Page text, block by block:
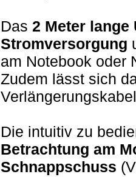
Das 2 Meter lange
Stromversorgung
am Notebook oder
Zudem lässt sich
Die intuitiv zu
Betrachtung am
Schnappschuss